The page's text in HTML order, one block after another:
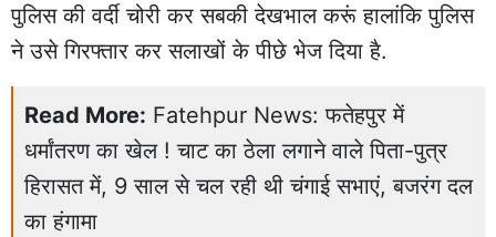
पुलिस की वर्दी चोरी कर सबकी देखभाल करूं हालांकि पुलिस
ने उसे गिरफ्तार कर सलाखों के पीछे भेज दिया है.
Read More: Fatehpur News: फतेहपुर में
धर्मांतरण का खेल ! चाट का ठेला लगाने वाले पिता-पुत्र
हिरासत में, 9 साल से चल रही थी चंगाई सभाएं, बजरंग दल
का हंगामा